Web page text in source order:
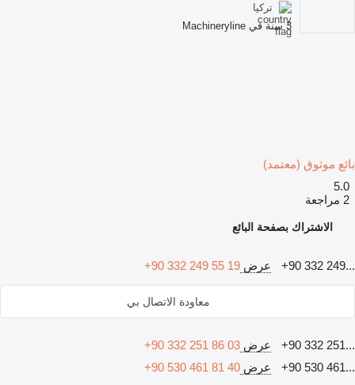
تركيا
3 سنة في Machineryline
بائع موثوق (معتمد)
5.0
2 مراجعة
الاشتراك بصفحة البائع
+90 332 249... عرض +90 332 249 55 19
معاودة الاتصال بي
+90 332 251... عرض +90 332 251 86 03
+90 530 461...
عرض +90 530 461 81 40